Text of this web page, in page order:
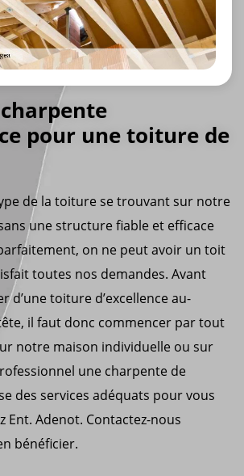
pour une toiture de
de la toiture se trouvant sur notre
une structure fiable et efficace
on ne peut avoir un toit
toutes nos demandes. Avant
d’une toiture d’excellence au-
il faut donc commencer par tout
notre maison individuelle ou sur
une charpente de
des services adéquats pour vous
Ent. Adenot. Contactez-nous
bénéficier.